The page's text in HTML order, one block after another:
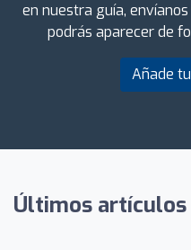
en nuestra guía,
podrás aparecer de
Añade
Últimos